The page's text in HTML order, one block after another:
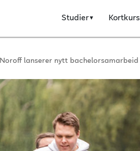
Studier Kortkurs
Noroff lanserer nytt bachelorsamarbeid